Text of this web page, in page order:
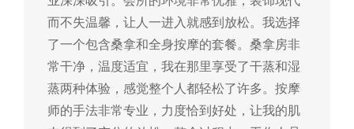
而不失温馨，让人一进入就感到放松。我选择
了一个包含桑拿和全身按摩的套餐。桑拿房非
常干净，温度适宜，我在那里享受了干蒸和湿
蒸两种体验，感觉整个人都轻松了许多。按摩
师的手法非常专业，力度恰到好处，让我的肌